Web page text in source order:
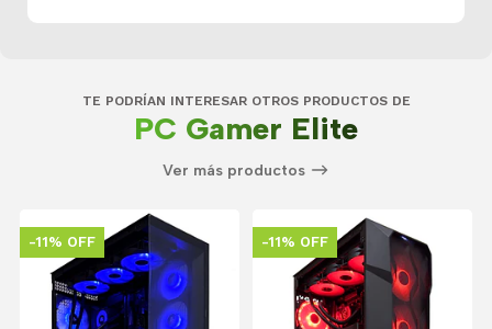
TE PODRÍAN INTERESAR OTROS PRODUCTOS DE
PC Gamer Elite
Ver más productos
-11% OFF -11% OFF